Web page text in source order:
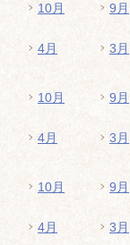
10月 9月
4月 3月
10月 9月
4月 3月
10月 9月
4月 3月